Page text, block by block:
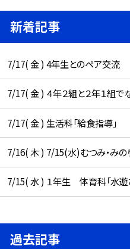
新着記事
7/17( 金 ) 4年生とのペア交流
7/17( 金 ) ４年２組と２年１組で
7/17( 金 ) 生活科「給食指導」
7/16( 木 ) 7/15(水)むつみ・み
7/15( 水 ) １年生 体育科「水遊
過去記事